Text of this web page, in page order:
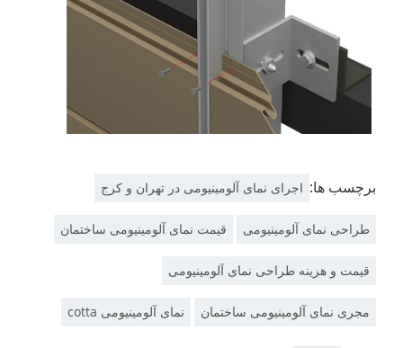
برچسب ها: اجرای نمای آلومینیومی در تهران و کرج
طراحی نمای آلومینیومی قیمت نمای آلومینیومی ساختمان
قیمت و هزینه طراحی نمای آلومینیومی
مجری نمای آلومینیومی ساختمان نمای آلومینیومی cotta